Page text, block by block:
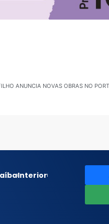
Interior